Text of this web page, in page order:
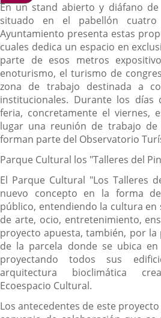
En un stand abierto y diáfano
situado en el pabellón
Ayuntamiento presenta estas
cuales dedica un espacio en
parte de esos metros
enoturismo, el turismo de
zona de trabajo destinada a
institucionales. Durante los días
feria, concretamente el viernes,
lugar una reunión de trabajo de
forman parte del Observatorio
Parque Cultural los "Talleres del
El Parque Cultural "Los Talleres
nuevo concepto en la forma
público, entendiendo la cultura en
de arte, ocio, entretenimiento,
proyecto apuesta, también, por la
de la parcela donde se ubica
proyectando todos sus
arquitectura bioclimática
Ecoespacio Cultural.
Los antecedentes de este